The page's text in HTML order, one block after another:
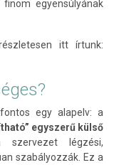
egyensúlyának
itt írtunk:
egy alapelv: a
egyszerű külső
légzési,
szabályozzák. Ez a